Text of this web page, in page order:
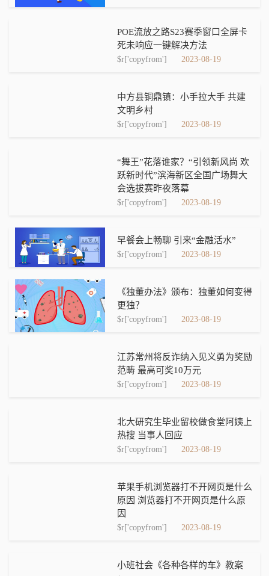
POE流放之路S23赛季窗口全屏卡
死未响应一键解决方法
$r['copyfrom'] 2023-08-19
中方县铜鼎镇：小手拉大手 共建
文明乡村
$r['copyfrom'] 2023-08-19
“舞王”花落谁家？“引领新风尚 欢
跃新时代”滨海新区全国广场舞大
会选拔赛昨夜落幕
$r['copyfrom'] 2023-08-19
早餐会上畅聊 引来“金融活水”
$r['copyfrom'] 2023-08-19
《独董办法》颁布：独董如何变得
更独？
$r['copyfrom'] 2023-08-19
江苏常州将反诈纳入见义勇为奖励
范畴 最高可奖10万元
$r['copyfrom'] 2023-08-19
北大研究生毕业留校做食堂阿姨上
热搜 当事人回应
$r['copyfrom'] 2023-08-19
苹果手机浏览器打不开网页是什么
原因 浏览器打不开网页是什么原
因
$r['copyfrom'] 2023-08-19
小班社会《各种各样的车》教案